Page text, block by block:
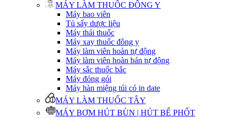
MÁY LÀM THUỐC ĐÔNG Y
Máy bao viên
Tủ sấy dược liệu
Máy thái thuốc
Máy xay thuốc đông y
Máy làm viên hoàn tự động
Máy làm viên hoàn bán tự động
Máy sắc thuốc bắc
Máy đóng gói
Máy hàn miệng túi có in date
MÁY LÀM THUỐC TÂY
MÁY BƠM HÚT BÙN | HÚT BỂ PHỐT